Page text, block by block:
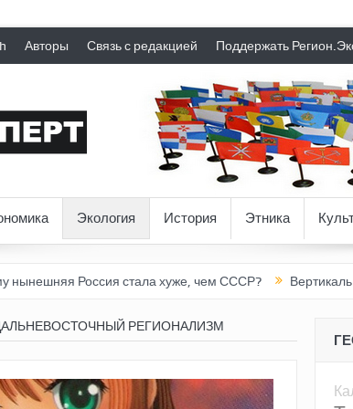
Авторы Связь с редакцией Поддержать
Экология История Этника
стала хуже, чем СССР? Вертикаль под
РЕГИОНАЛИЗМ